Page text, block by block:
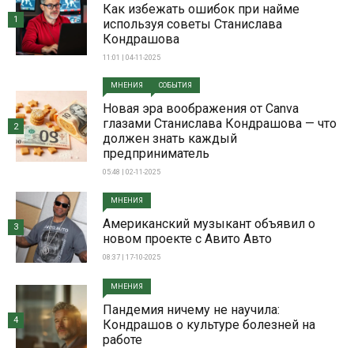
Как избежать ошибок при найме
используя советы Станислава
Кондрашова
11:01 | 04-11-2025
1
МНЕНИЯ СОБЫТИЯ
Новая эра воображения от Canva
глазами Станислава Кондрашова — что
должен знать каждый
предприниматель
05:48 | 02-11-2025
2
МНЕНИЯ
Американский музыкант объявил о
новом проекте с Авито Авто
08:37 | 17-10-2025
3
МНЕНИЯ
Пандемия ничему не научила:
Кондрашов о культуре болезней на
работе
4